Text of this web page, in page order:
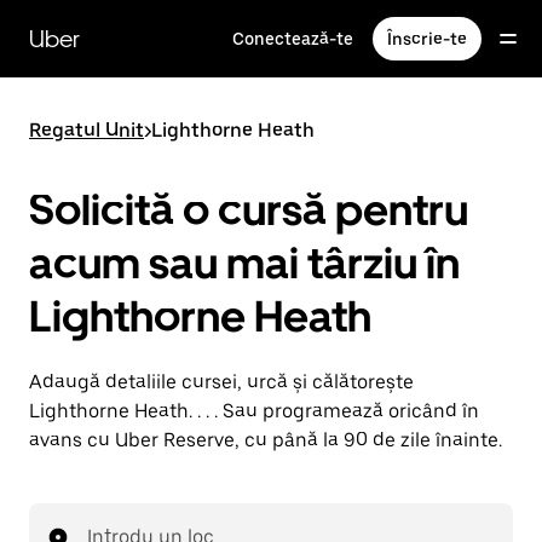
direct
conținutul
principal
Uber Conectează-te Înscrie-te
Regatul Unit>Lighthorne Heath
Solicită o cursă pentru
acum sau mai târziu în
Lighthorne Heath
Adaugă detaliile cursei, urcă și călătorește
Lighthorne Heath. . . . Sau programează oricând în
avans cu Uber Reserve, cu până la 90 de zile înainte.
Introdu un loc